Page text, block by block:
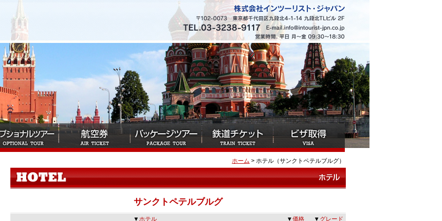
ホーム > ホテル（サンクトペテルブルグ）
サンクトペテルブルグ
▼ホテル ▼価格 ▼ グレード